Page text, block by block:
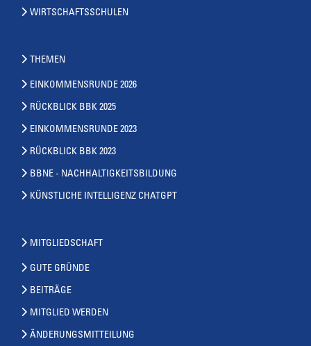
WIRTSCHAFTSSCHULEN
THEMEN
EINKOMMENSRUNDE 2026
RÜCKBLICK BBK 2025
EINKOMMENSRUNDE 2023
RÜCKBLICK BBK 2023
BBNE - NACHHALTIGKEITSBILDUNG
KÜNSTLICHE INTELLIGENZ CHATGPT
MITGLIEDSCHAFT
GUTE GRÜNDE
BEITRÄGE
MITGLIED WERDEN
ÄNDERUNGSMITTEILUNG